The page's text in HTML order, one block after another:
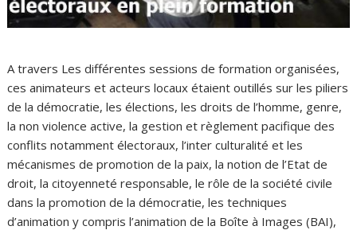
A travers Les différentes sessions de formation organisées,
ces animateurs et acteurs locaux étaient outillés sur les piliers
de la démocratie, les élections, les droits de l’homme, genre,
la non violence active, la gestion et règlement pacifique des
conflits notamment électoraux, l’inter culturalité et les
mécanismes de promotion de la paix, la notion de l’Etat de
droit, la citoyenneté responsable, le rôle de la société civile
dans la promotion de la démocratie, les techniques
d’animation y compris l’animation de la Boîte à Images (BAI),